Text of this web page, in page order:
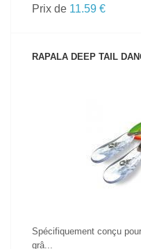
Prix de 11.59 €
RAPALA DEEP TAIL
Spécifiquement conçu
grâ...